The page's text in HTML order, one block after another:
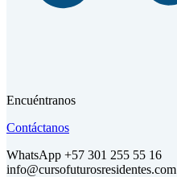
Encuéntranos
Contáctanos
WhatsApp +57 301 255 55 16
info@cursofuturosresidentes.com